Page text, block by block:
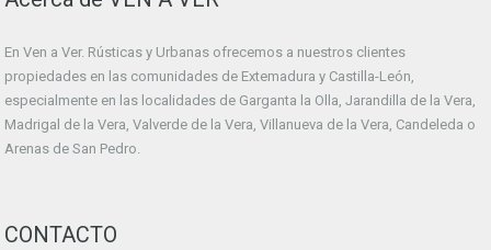
En Ven a Ver. Rústicas y Urbanas ofrecemos a nuestros clientes
propiedades en las comunidades de Extemadura y Castilla-León,
especialmente en las localidades de Garganta la Olla, Jarandilla de la Vera,
Madrigal de la Vera, Valverde de la Vera, Villanueva de la Vera, Candeleda o
Arenas de San Pedro.
CONTACTO